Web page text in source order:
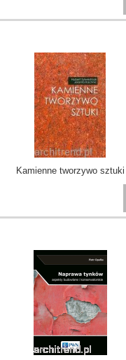
Kamienne tworzywo sztuki